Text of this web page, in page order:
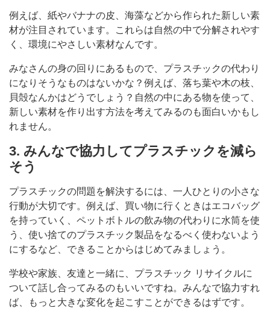
例えば、紙やバナナの皮、海藻などから作られた新しい素
材が注目されています。これらは自然の中で分解されやす
く、環境にやさしい素材なんです。
みなさんの身の回りにあるもので、プラスチックの代わり
になりそうなものはないかな？例えば、落ち葉や木の枝、
貝殻なんかはどうでしょう？自然の中にある物を使って、
新しい素材を作り出す方法を考えてみるのも面白いかもし
れません。
3. みんなで協力してプラスチックを減ら
そう
プラスチックの問題を解決するには、一人ひとりの小さな
行動が大切です。例えば、買い物に行くときはエコバッグ
を持っていく、ペットボトルの飲み物の代わりに水筒を使
う、使い捨てのプラスチック製品をなるべく使わないよう
にするなど、できることからはじめてみましょう。
学校や家族、友達と一緒に、プラスチック リサイクルに
ついて話し合ってみるのもいいですね。みんなで協力すれ
ば、もっと大きな変化を起こすことができるはずです。